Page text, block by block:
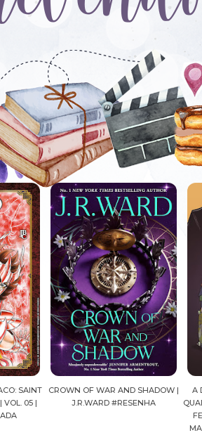
|
A DROGA DA OBEDIÊNCIA EM
QUADRINHOS | PEDRO BANDEIRA,